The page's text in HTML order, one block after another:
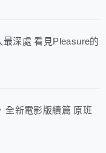
深處 看見Pleasure的
全新電影版續篇 原班